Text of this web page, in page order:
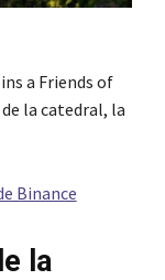
a Friends of
la catedral, la
Binance
la